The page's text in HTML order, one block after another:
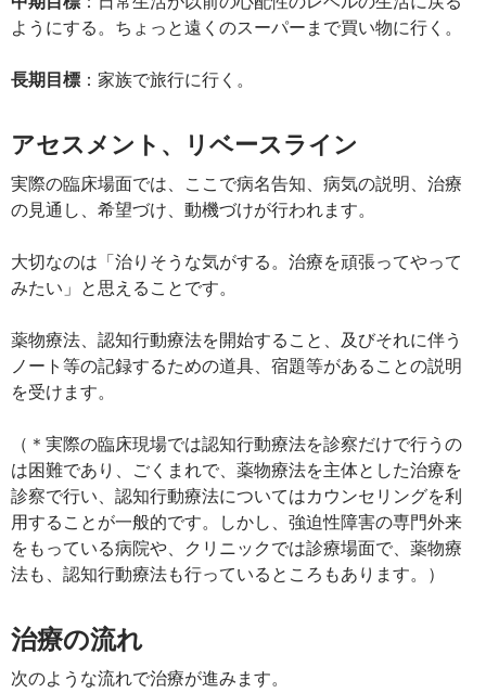
ようにする。ちょっと遠くのスーパーまで買い物に行く。
長期目標 ：家族で旅行に行く。
アセスメント、リベースライン
実際の臨床場面では、ここで病名告知、病気の説明、治療
の見通し、希望づけ、動機づけが行われます。
大切なのは「治りそうな気がする。治療を頑張ってやって
みたい」と思えることです。
薬物療法、認知行動療法を開始すること、及びそれに伴う
ノート等の記録するための道具、宿題等があることの説明
を受けます。
（＊実際の臨床現場では認知行動療法を診察だけで行うの
は困難であり、ごくまれで、薬物療法を主体とした治療を
診察で行い、認知行動療法についてはカウンセリングを利
用することが一般的です。しかし、強迫性障害の専門外来
をもっている病院や、クリニックでは診療場面で、薬物療
法も、認知行動療法も行っているところもあります。）
治療の流れ
次のような流れで治療が進みます。